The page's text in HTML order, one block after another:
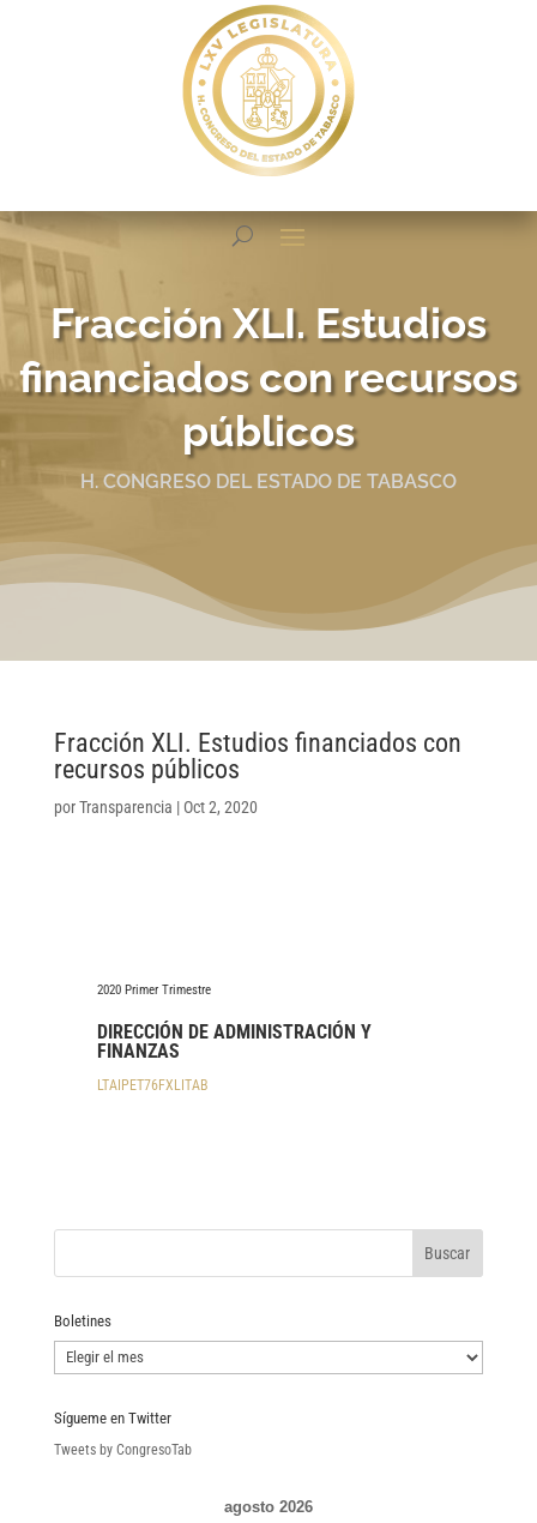
Fracción XLI. Estudios
financiados con recursos
públicos
H. CONGRESO DEL ESTADO DE TABASCO
Fracción XLI. Estudios financiados con
recursos públicos
porTransparencia | Oct 2, 2020
2020 Primer Trimestre
DIRECCIÓN DE ADMINISTRACIÓN Y
FINANZAS
LTAIPET76FXLITAB
Boletines
Boletines
Sígueme en Twitter
Tweets by CongresoTab
agosto 2026